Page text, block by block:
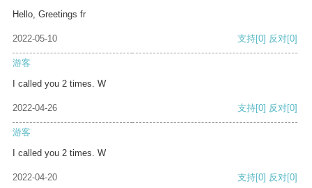
Hello, Greetings fr
2022-05-10 支持[0] 反对[0]
游客
I called you 2 times. W
2022-04-26 支持[0] 反对[0]
游客
I called you 2 times. W
2022-04-20 支持[0] 反对[0]